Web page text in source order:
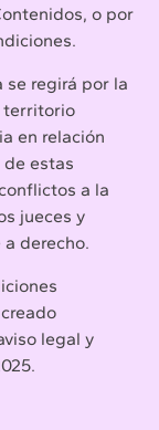
o por
se regirá por la
territorio
en relación
estas
a la
jueces y
derecho.
legal y